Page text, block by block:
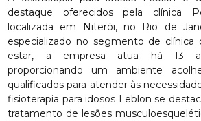
destaque oferecidos pela clínica
localizada em Niterói, no Rio de
especializado no segmento de clínica
estar, a empresa atua há 13
proporcionando um ambiente
qualificados para atender às
fisioterapia para idosos Leblon se
tratamento de lesões